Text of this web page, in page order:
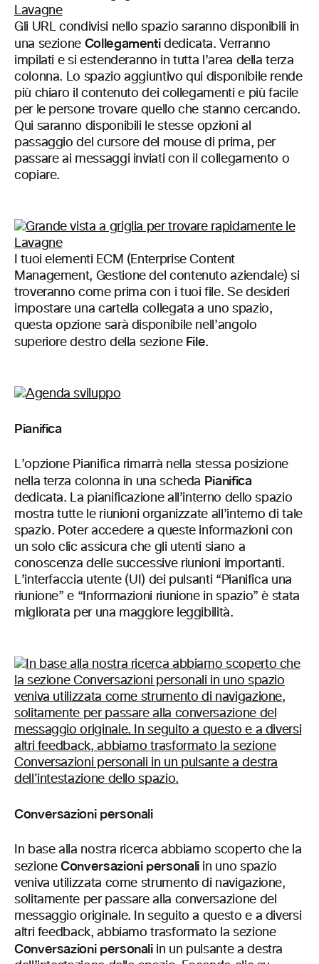
Gli URL condivisi nello spazio saranno disponibili in
una sezione Collegamentidedicata. Verranno
impilati e si estenderanno in tutta l’area della terza
colonna. Lo spazio aggiuntivo qui disponibile rende
più chiaro il contenuto dei collegamenti e più facile
per le persone trovare quello che stanno cercando.
Qui saranno disponibili le stesse opzioni al
passaggio del cursore del mouse di prima, per
passare ai messaggi inviati con il collegamento o
copiare.
I tuoi elementi ECM (Enterprise Content
Management, Gestione del contenuto aziendale) si
troveranno come prima con i tuoi file. Se desideri
impostare una cartella collegata a uno spazio,
questa opzione sarà disponibile nell’angolo
superiore destro della sezione File.
Pianifica
L’opzione Pianifica rimarrà nella stessa posizione
nella terza colonna in una scheda Pianifica
dedicata. La pianificazione all’interno dello spazio
mostra tutte le riunioni organizzate all’interno di tale
spazio. Poter accedere a queste informazioni con
un solo clic assicura che gli utenti siano a
conoscenza delle successive riunioni importanti.
L’interfaccia utente (UI) dei pulsanti “Pianifica una
riunione” e “Informazioni riunione in spazio” è stata
migliorata per una maggiore leggibilità.
Conversazioni personali
In base alla nostra ricerca abbiamo scoperto che la
sezioneConversazioni personaliin uno spazio
veniva utilizzata come strumento di navigazione,
solitamente per passare alla conversazione del
messaggio originale. In seguito a questo e a diversi
altri feedback, abbiamo trasformato la sezione
Conversazioni personaliin un pulsante a destra